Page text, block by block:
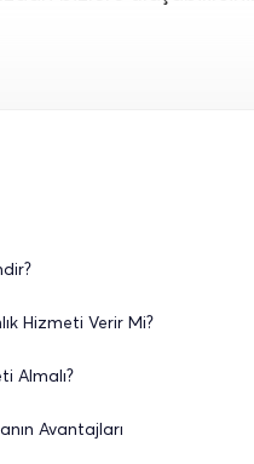
Hizmeti Verir Mi?
Almalı?
Avantajları